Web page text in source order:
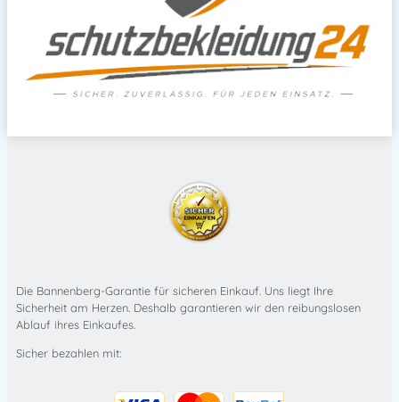
Die Bannenberg-Garantie für sicheren Einkauf. Uns liegt Ihre
Sicherheit am Herzen. Deshalb garantieren wir den reibungslosen
Ablauf ihres Einkaufes.
Sicher bezahlen mit: